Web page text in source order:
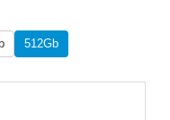
512Gb